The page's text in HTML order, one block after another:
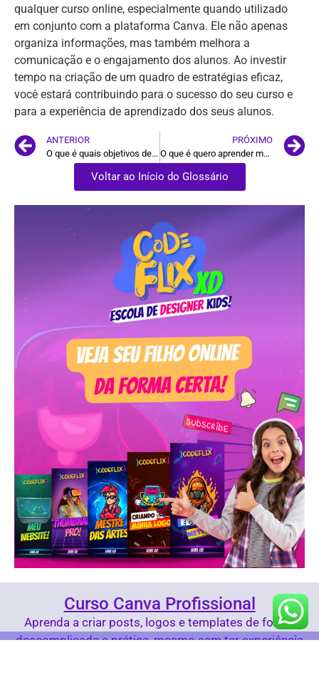
qualquer curso online, especialmente quando utilizado
em conjunto com a plataforma Canva. Ele não apenas
organiza informações, mas também melhora a
comunicação e o engajamento dos alunos. Ao investir
tempo na criação de um quadro de estratégias eficaz,
você estará contribuindo para o sucesso do seu curso e
para a experiência de aprendizado dos seus alunos.
ANTERIOR
O que é quais objetivos definir
PRÓXIMO
O que é quero aprender mais
Voltar ao Início do Glossário
Curso Canva Profissional
Aprenda a criar posts, logos e templates de forma
descomplicada e prática, mesmo sem ter experiência